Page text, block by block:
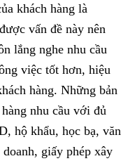
khách hàng là
vấn đề này nên
lắng nghe nhu cầu
việc tốt hơn, hiệu
hàng. Những bản
nhu cầu với đủ
hộ khẩu, học bạ, văn
giấy phép xây